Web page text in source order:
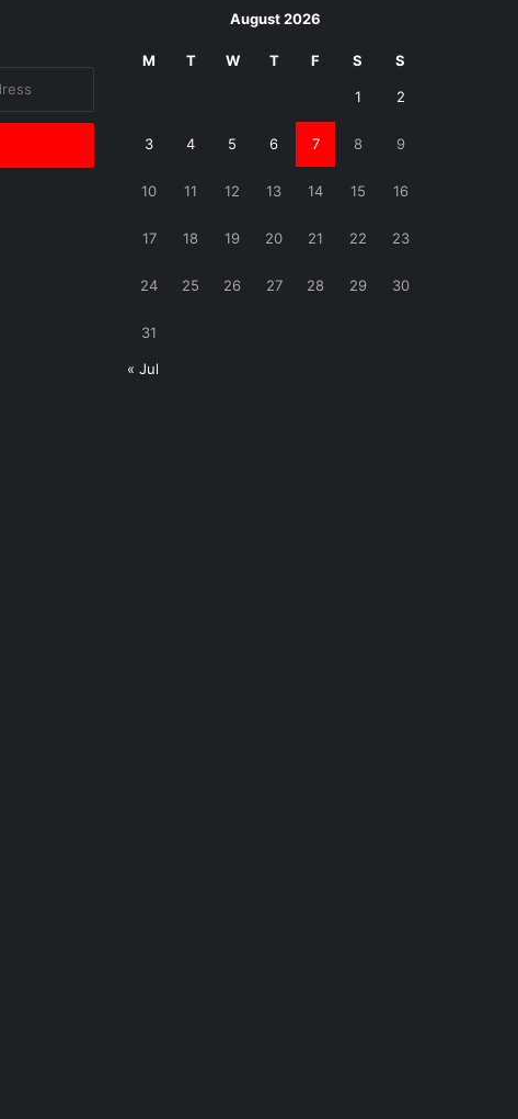
August 2026
M T W T F S S
1 2
3 4 5 6 7 8 9
10 11 12 13 14 15 16
17 18 19 20 21 22 23
24 25 26 27 28 29 30
31
« Jul